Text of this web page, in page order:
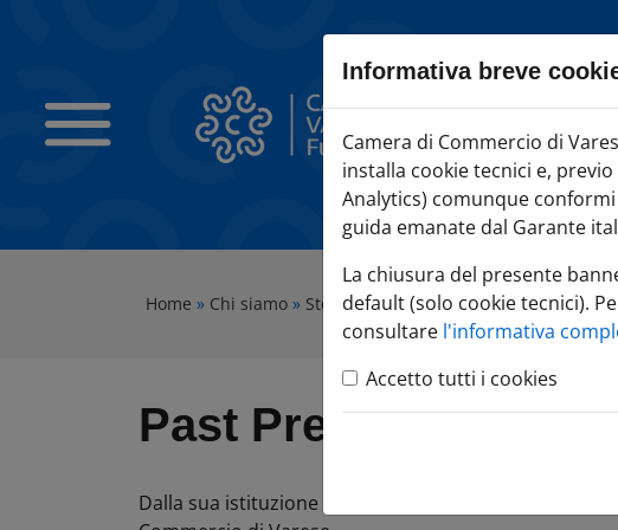
Vai al sezione Percorso briciole di pane
Vai al Contenuto principale della pagina
Vai alla sezione dedicata alle informazioni correlate via TAG
Vai al footer
Camera di Commercio Varese
Home » Chi siamo » Storia»Past President
Past President
Dalla sua istituzione sono diversi gli imprenditori
Informativa breve
Camera di Commercio di
installa cookie tecnici e,
Analytics) comunque
guida emanate dal Garante
La chiusura del presente
default (solo cookie tecnici).
consultare l'informativa
Accetto tutti i cookies